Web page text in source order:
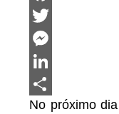
Facebook
Twitter
Messenger
LinkedIn
Share
No próximo